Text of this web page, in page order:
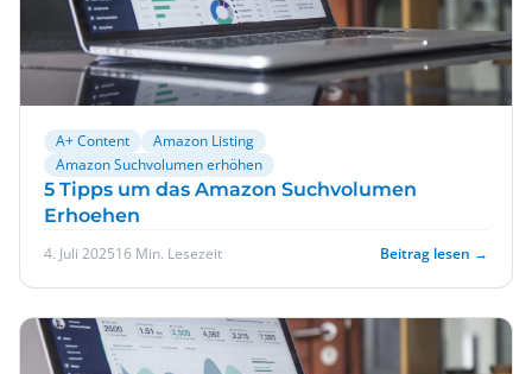
A+ Content
Amazon Listing
Amazon Suchvolumen erhöhen
5 Tipps um das Amazon Suchvolumen
Erhoehen
4. Juli 202516 Min. Lesezeit Beitrag lesen →